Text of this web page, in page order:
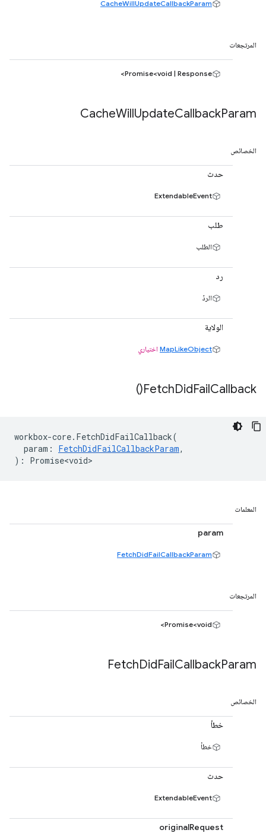
CacheWillUpdateCallbackParam
المرتجعات
Promise<void | Response>
CacheWillUpdateCallbackParam
الخصائص
حدث
ExtendableEvent
طلب
الطلب
رد
الردّ
الولاية
MapLikeObject اختياري
FetchDidFailCallback(
)
workbox-core. FetchDidFailCallback(
param : FetchDidFailCallbackParam,
) : Promise<void>
المعلمات
param
FetchDidFailCallbackParam
المرتجعات
Promise<void>
FetchDidFailCallbackParam
الخصائص
خطأ
خطأ
حدث
ExtendableEvent
originalRequest